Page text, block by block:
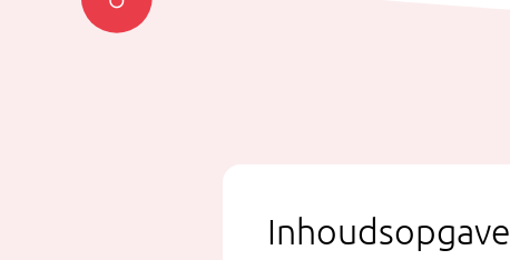
Inhoudsopgave